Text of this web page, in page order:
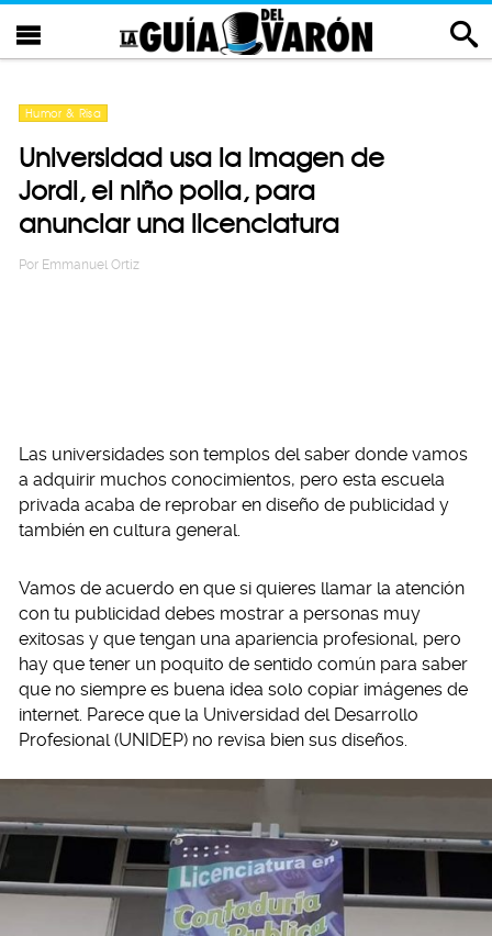
Humor & Risa
Universidad usa la imagen de
Jordi, el niño polla, para
anunciar una licenciatura
Por Emmanuel Ortiz
Las universidades son templos del saber donde vamos
a adquirir muchos conocimientos, pero esta escuela
privada acaba de reprobar en diseño de publicidad y
también en cultura general.
Vamos de acuerdo en que si quieres llamar la atención
con tu publicidad debes mostrar a personas muy
exitosas y que tengan una apariencia profesional, pero
hay que tener un poquito de sentido común para saber
que no siempre es buena idea solo copiar imágenes de
internet. Parece que la Universidad del Desarrollo
Profesional (UNIDEP) no revisa bien sus diseños.